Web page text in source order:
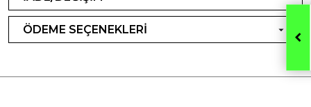
ÖDEME SEÇENEKLERİ